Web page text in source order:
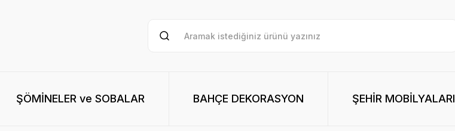
ŞÖMİNELER ve SOBALAR BAHÇE DEKORASYON ŞEHİR MOBİLYALARI